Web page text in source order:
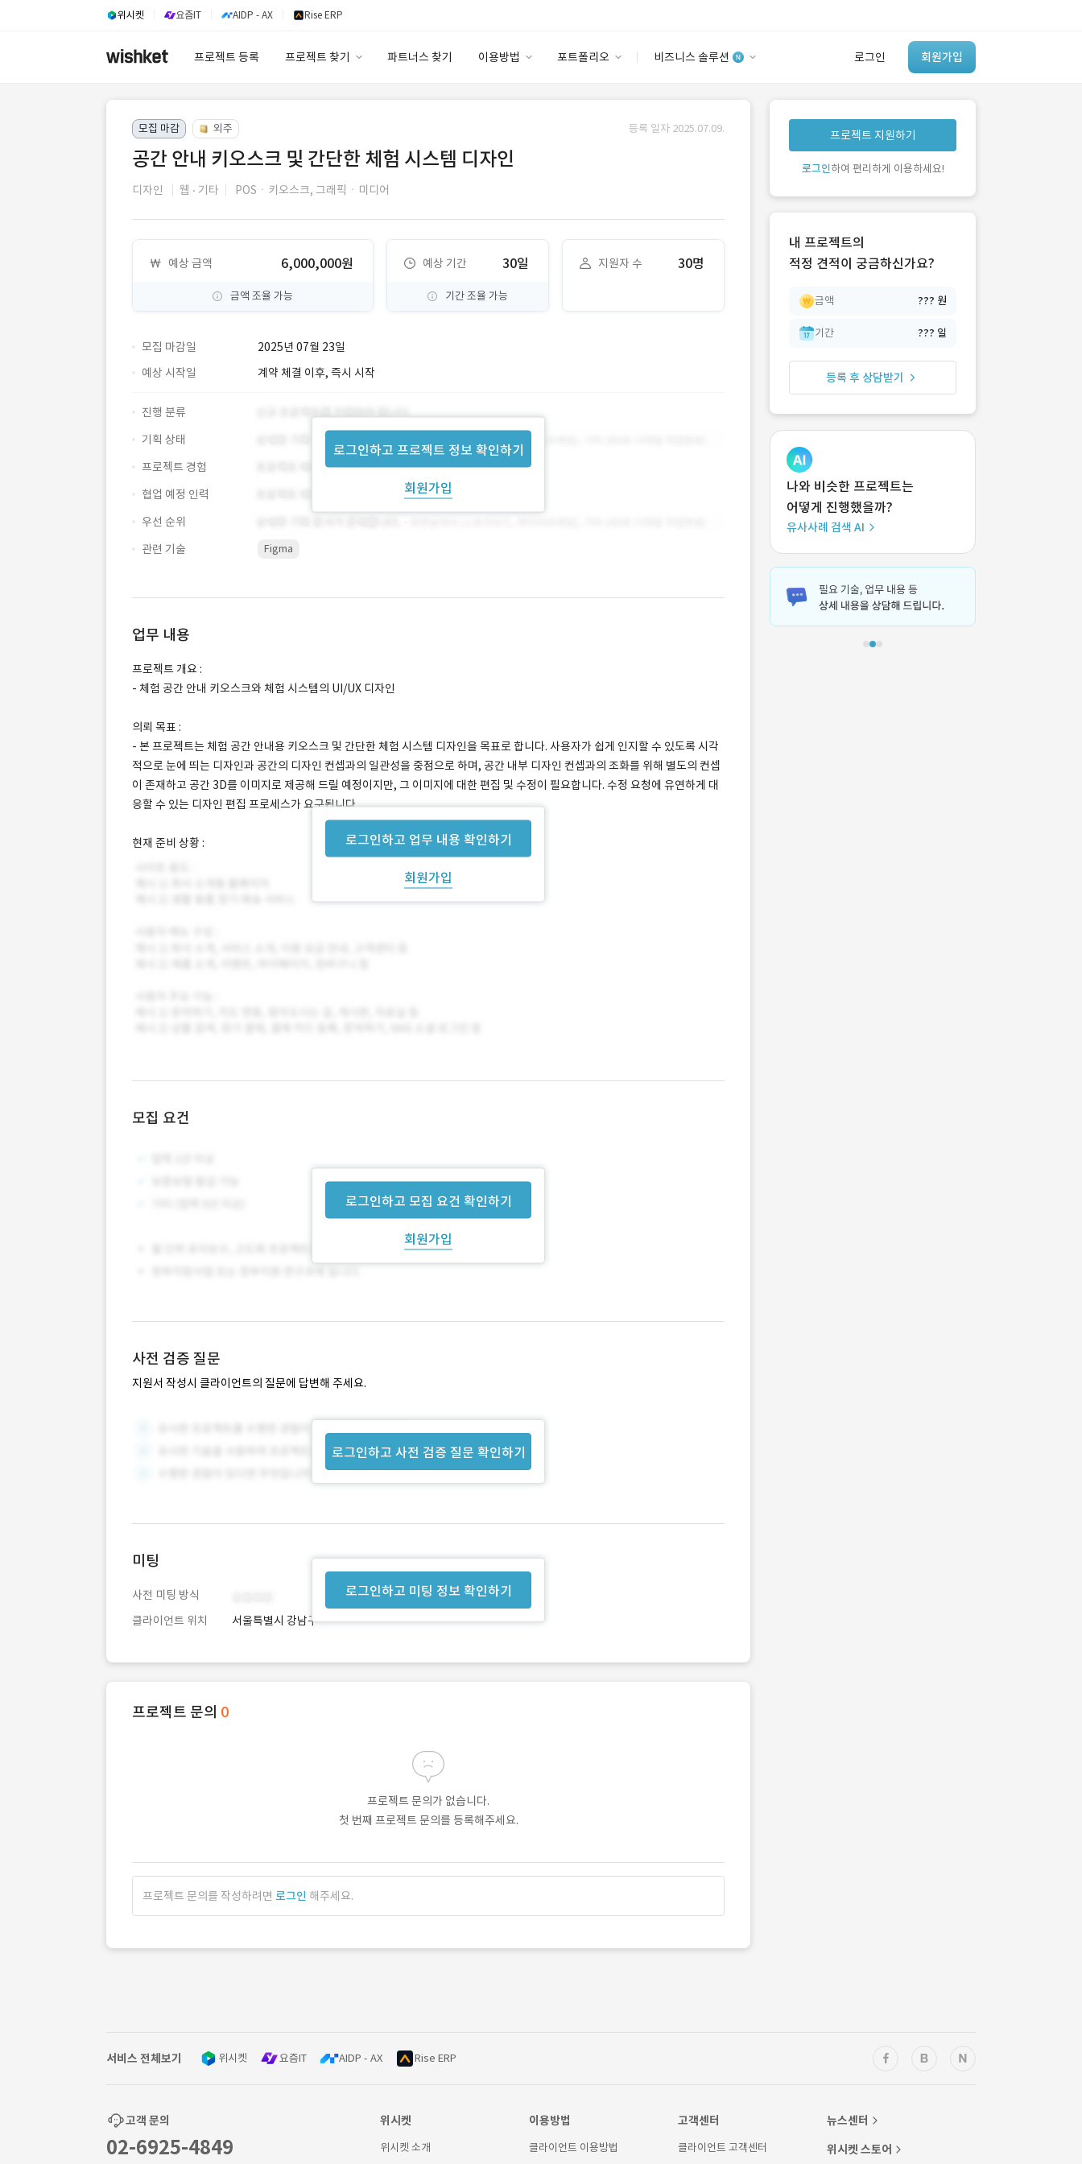
위시켓 요즘IT AIDP - AX Rise ERP
프로젝트 등록 프로젝트 찾기 파트너스 찾기 이용방법 포트폴리오 비즈니스 솔루션 로그인 회원가입
이용요금
고객센터
안심 코드 케어
유사사례 검색 AI
‘이런 거’ 만들어본
개발 회사 있어?
모집 마감 외주 등록 일자 2025.07.09.
공간 안내 키오스크 및 간단한 체험 시스템 디자인
디자인 웹 기타 POSㆍ키오스크, 그래픽ㆍ미디어
예상 금액 6,000,000원
금액 조율 가능
예상 기간 30일
기간 조율 가능
지원자 수 30명
모집 마감일 2025년 07월 23일
로그인하고 프로젝트 정보 확인하기
회원가입
예상 시작일 계약 체결 이후, 즉시 시작
진행 분류
기획 상태
프로젝트 경험
협업 예정 인력
우선 순위
관련 기술
Figma
업무 내용
로그인하고 업무 내용 확인하기
회원가입
프로젝트 개요 :
- 체험 공간 안내 키오스크와 체험 시스템의 UI/UX 디자인
의뢰 목표 :
- 본 프로젝트는 체험 공간 안내용 키오스크 및 간단한 체험 시스템 디자인을 목표로 합니다. 사용자가 쉽게 인지할 수 있도록 시각
적으로 눈에 띄는 디자인과 공간의 디자인 컨셉과의 일관성을 중점으로 하며, 공간 내부 디자인 컨셉과의 조화를 위해 별도의 컨셉
이 존재하고 공간 3D를 이미지로 제공해 드릴 예정이지만, 그 이미지에 대한 편집 및 수정이 필요합니다. 수정 요청에 유연하게 대
응할 수 있는 디자인 편집 프로세스가 요구됩니다.
현재 준비 상황 :
모집 요건
로그인하고 모집 요건 확인하기
회원가입
사전 검증 질문
지원서 작성시 클라이언트의 질문에 답변해 주세요.
로그인하고 사전 검증 질문 확인하기
로그인하고 미팅 정보 확인하기
미팅
사전 미팅 방식
클라이언트 위치
서울특별시 강남구
프로젝트 문의 0
프로젝트 문의가 없습니다.
첫 번째 프로젝트 문의를 등록해주세요.
프로젝트 문의를 작성하려면 로그인 해주세요.
프로젝트 지원하기
로그인하여 편리하게 이용하세요!
내 프로젝트의
적정 견적이 궁금하신가요?
금액 ??? 원
기간 ??? 일
등록 후 상담받기
나와 비슷한 프로젝트는
어떻게 진행했을까?
유사사례 검색 AI
서비스 전체보기 위시켓 요즘IT AIDP - AX Rise ERP
고객 문의
02-6925-4849
위시켓
위시켓 소개
이용방법
클라이언트 이용방법
고객센터
클라이언트 고객센터
뉴스센터
위시켓 스토어